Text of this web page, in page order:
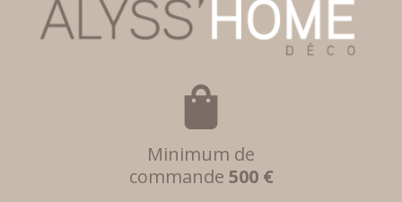
Minimum de
commande 500 €